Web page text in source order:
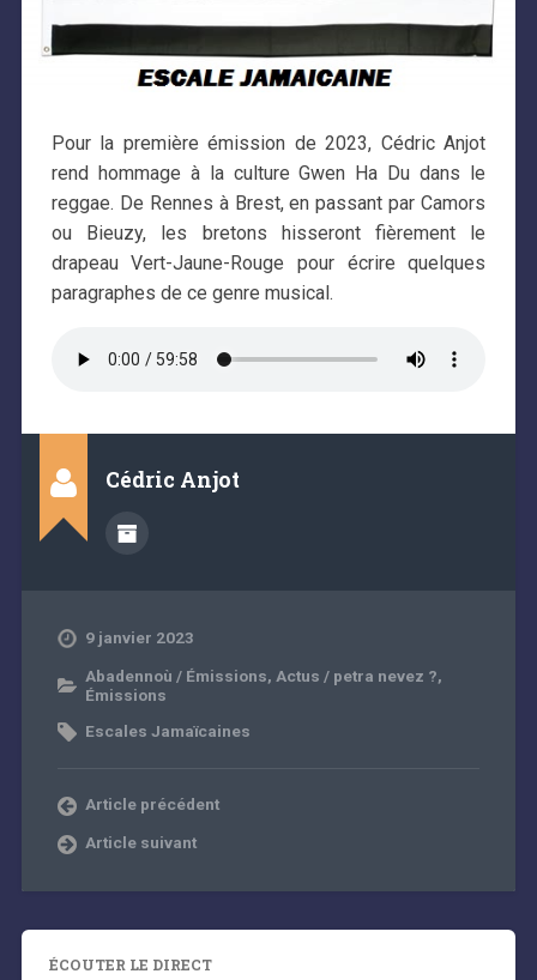
Pour la première émission de 2023, Cédric Anjot
rend hommage à la culture Gwen Ha Du dans le
reggae. De Rennes à Brest, en passant par Camors
ou Bieuzy, les bretons hisseront fièrement le
drapeau Vert-Jaune-Rouge pour écrire quelques
paragraphes de ce genre musical.
Cédric Anjot
9 janvier 2023
Abadennoù / Émissions, Actus / petra nevez ?,
Émissions
Escales Jamaïcaines
Article précédent
Article suivant
ÉCOUTER LE DIRECT